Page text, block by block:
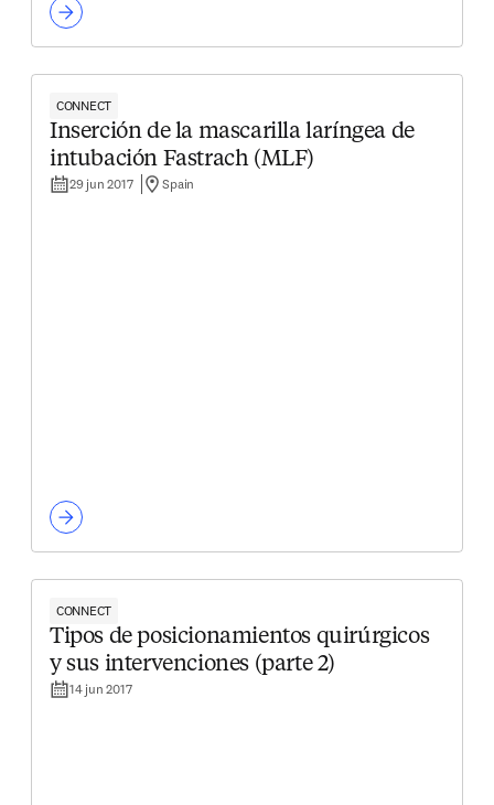
CONNECT
Inserción de la mascarilla laríngea de
intubación Fastrach (MLF)
29 jun 2017 Spain
CONNECT
Tipos de posicionamientos quirúrgicos
y sus intervenciones (parte 2)
14 jun 2017